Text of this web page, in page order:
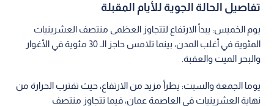
تفاصيل الحالة الجوية للأيام المقبلة
يوم الخميس: يبدأ الارتفاع لتتجاوز العظمى منتصف العشرينيات
المئوية في أغلب المدن، بينما تلامس حاجز الـ 30 مئوية في الأغوار
والبحر الميت والعقبة.
يوما الجمعة والسبت: يطرأ مزيد من الارتفاع، حيث تقترب الحرارة من
نهاية العشرينيات في العاصمة عمان، فيما تتجاوز منتصف